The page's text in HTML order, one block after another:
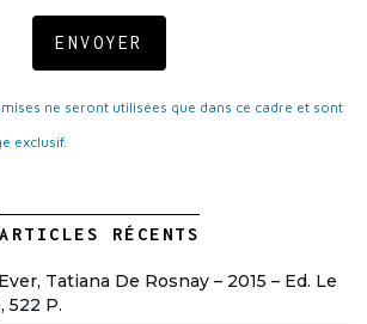
ENVOYER
ne seront utilisées que dans ce cadre et sont
exclusif.
ARTICLES RÉCENTS
Tatiana De Rosnay – 2015 – Ed. Le
522 P.